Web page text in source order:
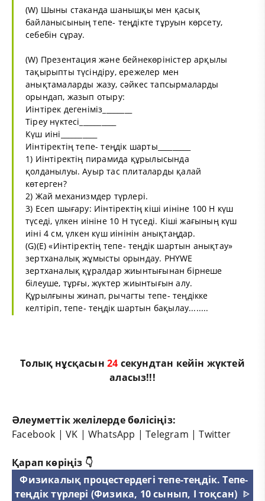
(W) Шыны стаканда шанышқы мен қасық
байланысының тепе- теңдікте тұруын көрсету,
себебін сұрау.
(W) Презентация және бейнекөріністер арқылы
тақырыпты түсіндіру, ережелер мен
анықтамаларды жазу, сәйкес тапсырмаларды
орындап, жазып отыру:
Иінтірек дегеніміз________
Тіреу нүктесі__________
Күш иіні__________
Иінтіректің тепе- теңдік шарты_________
1) Иінтіректің пирамида құрылысында
қолданылуы. Ауыр тас плиталарды қалай
көтерген?
2) Жай механизмдер түрлері.
3) Есеп шығару: Иінтіректің кіші иініне 100 Н күш
түседі, үлкен иініне 10 Н түседі. Кіші жағының күш
иіні 4 см, үлкен күш иінінін анықтаңдар.
(G)(E) «Иінтіректің тепе- теңдік шартын анықтау»
зертханалық жұмысты орындау. PHYWE
зертханалық құралдар жиынтығынан бірнеше
білеуше, тұрғы, жүктер жиынтығын алу.
Құрылғыны жинап, рычагты тепе- теңдікке
келтіріп, тепе- теңдік шартын бақылау........
Толық нұсқасын24 секундтан кейін жүктей
аласыз!!!
Әлеуметтік желілерде бөлісіңіз:
Facebook |VK |WhatsApp |Telegram |Twitter
Қарап көріңіз 👇
Физикалық процестердегі тепе-теңдік. Тепе-
теңдік түрлері (Физика, 10 сынып, I тоқсан) ᐈ